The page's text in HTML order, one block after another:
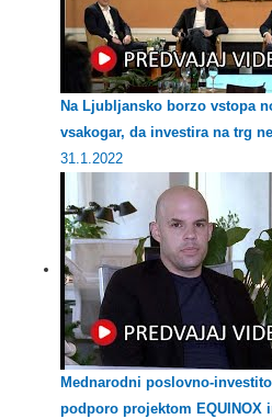
Na Ljubljansko borzo vstopa
vsakogar, da investira na trg
31.1.2022
Mednarodni poslovno-
podporo projektom EQUINOX